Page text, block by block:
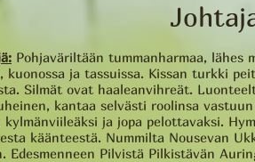
Pohjaväriltään tummanharmaa,
kuonossa ja tassuissa. Kissan turkki
Silmät ovat haaleanvihreät.
kantaa selvästi roolinsa
ja jopa pelottavaksi.
käänteestä. Nummilta Nousevan
Edesmenneen Pilvistä Pilkistävän